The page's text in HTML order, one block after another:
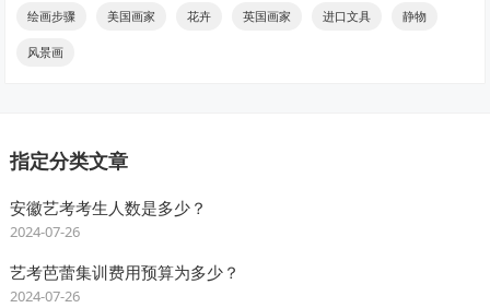
绘画步骤 美国画家 花卉 英国画家 进口文具 静物
风景画
指定分类文章
安徽艺考考生人数是多少？
2024-07-26
艺考芭蕾集训费用预算为多少？
2024-07-26